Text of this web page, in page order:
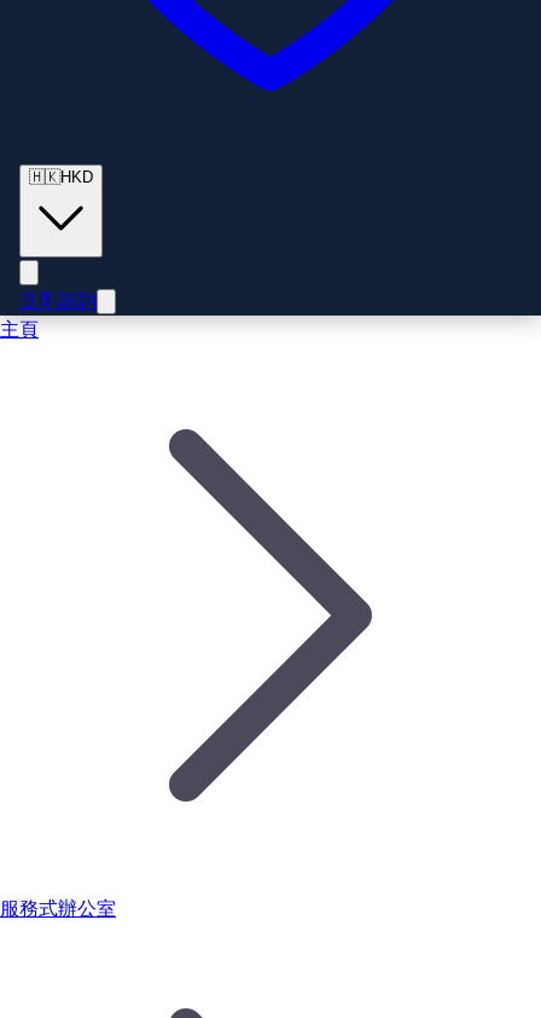
🇭🇰HKD
立即諮詢
主頁
服務式辦公室